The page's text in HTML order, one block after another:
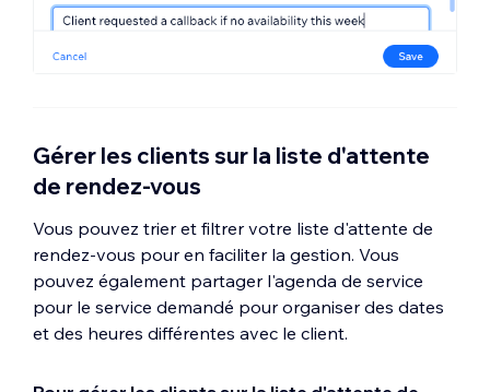
Gérer les clients sur la liste d'attente
de rendez-vous
Vous pouvez trier et filtrer votre liste d'attente de
rendez-vous pour en faciliter la gestion. Vous
pouvez également partager l'agenda de service
pour le service demandé pour organiser des dates
et des heures différentes avec le client.